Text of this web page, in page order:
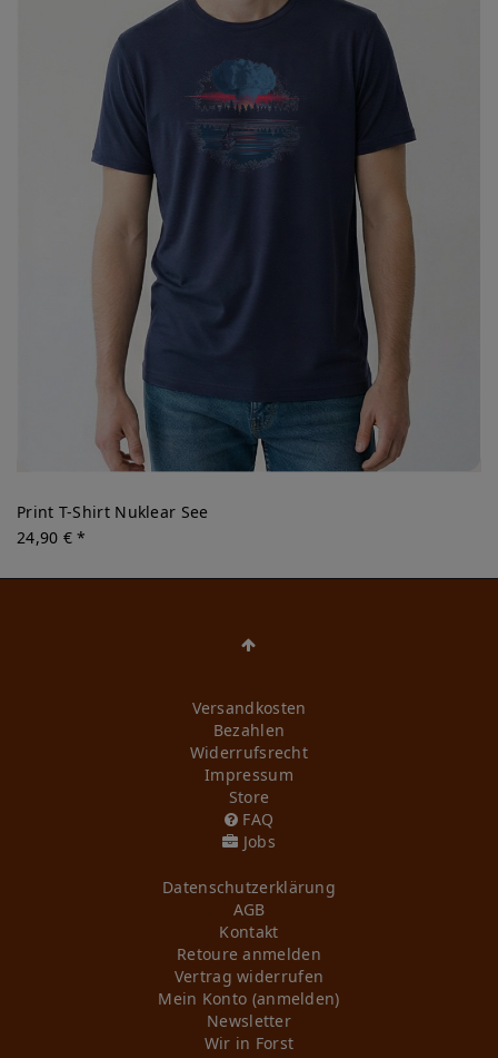
Print T-Shirt Nuklear See
24,90 € *
Versandkosten
Bezahlen
Widerrufs­recht
Impressum
Store
FAQ
Jobs
Daten­schutz­erklärung
AGB
Kontakt
Retoure anmelden
Vertrag widerrufen
Mein Konto (anmelden)
Newsletter
Wir in Forst